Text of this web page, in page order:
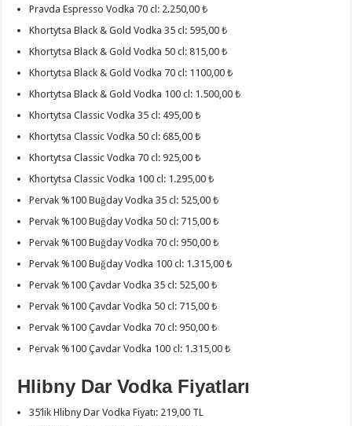
Pravda Espresso Vodka 70 cl: 2.250,00 ₺
Khortytsa Black & Gold Vodka 35 cl: 595,00 ₺
Khortytsa Black & Gold Vodka 50 cl: 815,00 ₺
Khortytsa Black & Gold Vodka 70 cl: 1100,00 ₺
Khortytsa Black & Gold Vodka 100 cl: 1.500,00 ₺
Khortytsa Classic Vodka 35 cl: 495,00 ₺
Khortytsa Classic Vodka 50 cl: 685,00 ₺
Khortytsa Classic Vodka 70 cl: 925,00 ₺
Khortytsa Classic Vodka 100 cl: 1.295,00 ₺
Pervak %100 Buğday Vodka 35 cl: 525,00 ₺
Pervak %100 Buğday Vodka 50 cl: 715,00 ₺
Pervak %100 Buğday Vodka 70 cl: 950,00 ₺
Pervak %100 Buğday Vodka 100 cl: 1.315,00 ₺
Pervak %100 Çavdar Vodka 35 cl: 525,00 ₺
Pervak %100 Çavdar Vodka 50 cl: 715,00 ₺
Pervak %100 Çavdar Vodka 70 cl: 950,00 ₺
Pervak %100 Çavdar Vodka 100 cl: 1.315,00 ₺
Hlibny Dar Vodka Fiyatları
35’lik Hlibny Dar Vodka Fiyatı: 219,00 TL